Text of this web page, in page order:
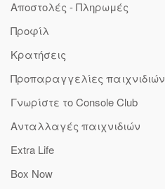
Αποστολές - Πληρωμές
Προφίλ
Κρατήσεις
Προπαραγγελίες παιχνιδιών
Γνωρίστε το Console Club
Ανταλλαγές παιχνιδιών
Extra Life
Box Now